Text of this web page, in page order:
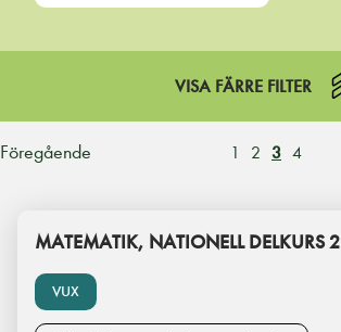
VISA FÄRRE FILTER
Föregående 1 2 3 4
VUX
MATEMATIK, NATIONELL DELKURS 2